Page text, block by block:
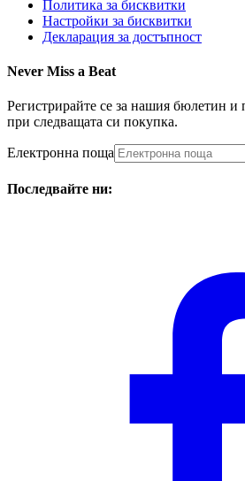
Политика за бисквитки
Настройки за бисквитки
Декларация за достъпност
Never Miss a Beat
Регистрирайте се за нашия бюлетин и
при следващата си покупка.
Електронна поща
Последвайте ни: